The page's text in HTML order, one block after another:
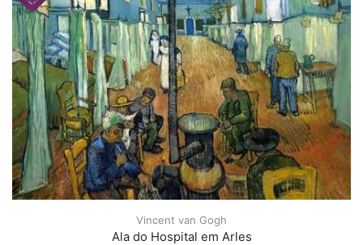
Vincent van Gogh
Ala do Hospital em Arles